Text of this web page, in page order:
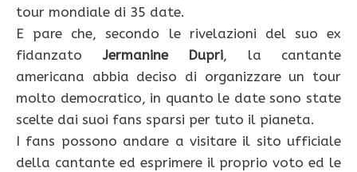
tour mondiale di 35 date.
E pare che, secondo le rivelazioni del suo ex
fidanzatoJermanine Dupri, la cantante
americana abbia deciso di organizzare un tour
molto democratico, in quanto le date sono state
scelte dai suoi fans sparsi per tuto il pianeta.
I fans possono andare a visitare il sito ufficiale
della cantante ed esprimere il proprio voto ed le